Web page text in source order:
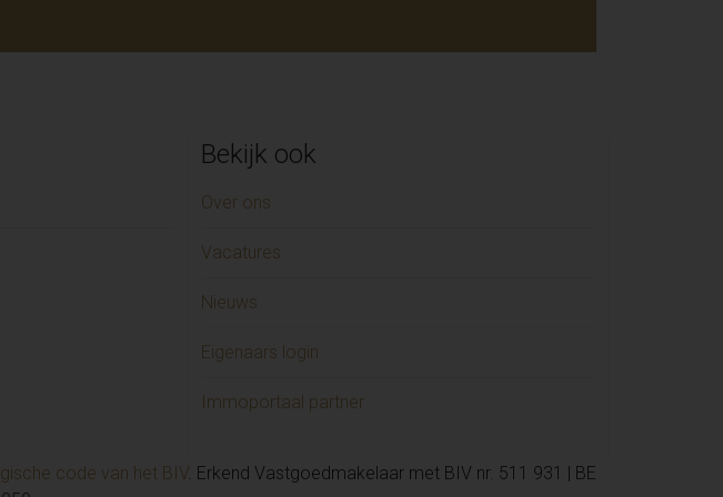
Bekijk ook
Over ons
Vacatures
Nieuws
Eigenaars login
Immoportaal partner
code van het BIV. Erkend Vastgoedmakelaar met BIV nr. 511 931 | BE